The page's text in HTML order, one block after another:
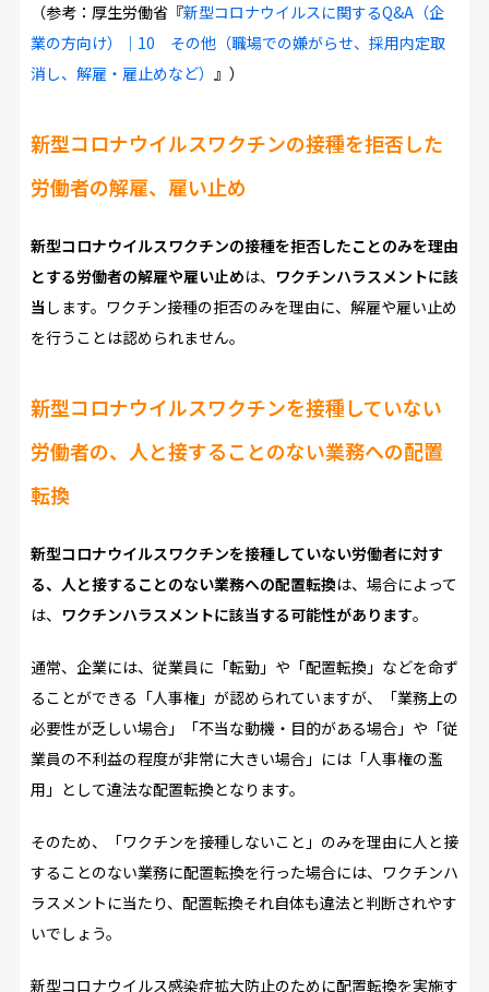
（参考：厚生労働省『新型コロナウイルスに関するQ&A（企
業の方向け）｜10 その他（職場での嫌がらせ、採用内定取
消し、解雇・雇止めなど） 』）
新型コロナウイルスワクチンの接種を拒否した
労働者の解雇、雇い止め
新型コロナウイルスワクチンの接種を拒否したことのみを理由
とする労働者の解雇や雇い止めは、 ワクチンハラスメントに該
当 します。ワクチン接種の拒否のみを理由に、解雇や雇い止め
を行うことは認められません。
新型コロナウイルスワクチンを接種していない
労働者の、人と接することのない業務への配置
転換
新型コロナウイルスワクチンを接種していない労働者に対す
る、人と接することのない業務への配置転換は、場合によって
は、 ワクチンハラスメントに該当する可能性があります。
通常、企業には、従業員に「転勤」や「配置転換」などを命ず
ることができる「人事権」が認められていますが、「業務上の
必要性が乏しい場合」「不当な動機・目的がある場合」や「従
業員の不利益の程度が非常に大きい場合」には「人事権の濫
用」として違法な配置転換となります。
そのため、「ワクチンを接種しないこと」のみを理由に人と接
することのない業務に配置転換を行った場合には、ワクチンハ
ラスメントに当たり、配置転換それ自体も違法と判断されやす
いでしょう。
新型コロナウイルス感染症拡大防止のために配置転換を実施す